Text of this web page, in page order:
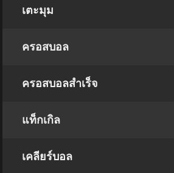
เตะมุม
ครอสบอล
ครอสบอลสำเร็จ
แท็กเกิล
เคลียร์บอล